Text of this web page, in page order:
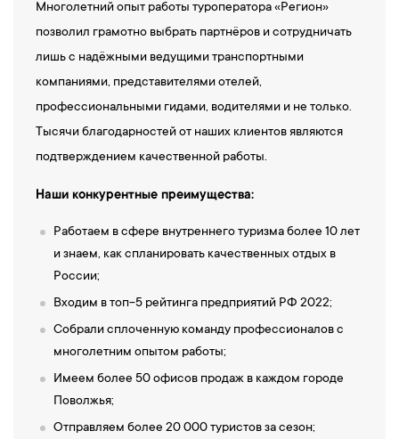
Многолетний опыт работы туроператора «Регион»
позволил грамотно выбрать партнёров и сотрудничать
лишь с надёжными ведущими транспортными
компаниями, представителями отелей,
профессиональными гидами, водителями и не только.
Тысячи благодарностей от наших клиентов являются
подтверждением качественной работы.
Наши конкурентные преимущества:
Работаем в сфере внутреннего туризма более 10 лет
и знаем, как спланировать качественных отдых в
России;
Входим в топ-5 рейтинга предприятий РФ 2022;
Собрали сплоченную команду профессионалов с
многолетним опытом работы;
Имеем более 50 офисов продаж в каждом городе
Поволжья;
Отправляем более 20 000 туристов за сезон;